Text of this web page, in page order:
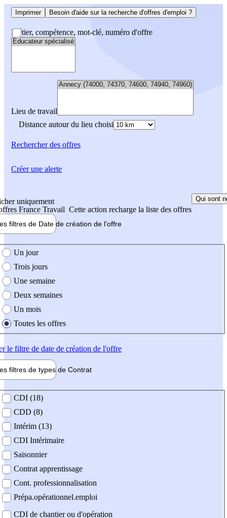
Imprimer Besoin d'aide sur la recherche d'offres d'emploi ?
Métier, compétence, mot-clé, numéro d'offre
Lieu de travail
Distance autour du lieu choisi
Rechercherdes offres
uniquement
France Travail Cette action recharge la liste des offres
Qui sont
filtres de Date de création de l'offre
création de l'offre
Un jour
Trois jours
Une semaine
Deux semaines
Un mois
Toutes les offres
le filtre de date de création de l'offre
filtres de types de Contrat
contrat
CDI (18)
CDD (8)
Intérim (13)
CDI Intérimaire
Saisonnier
Contrat apprentissage
Cont. professionnalisation
Prépa.opérationnel.emploi
CDI de chantier ou d'opération
Créer une alerte